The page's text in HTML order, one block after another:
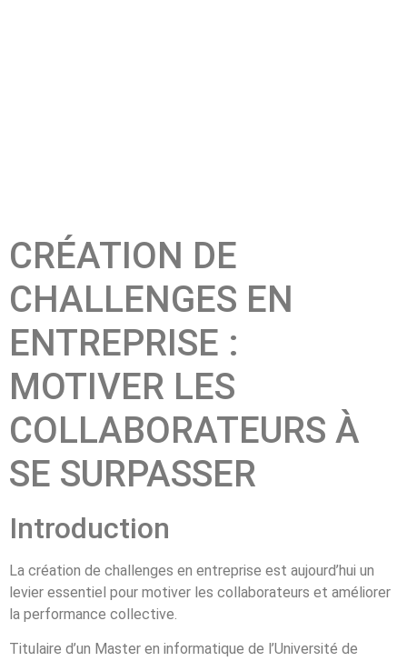
CRÉATION DE
CHALLENGES EN
ENTREPRISE :
MOTIVER LES
COLLABORATEURS À
SE SURPASSER
Introduction
La création de challenges en entreprise est aujourd’hui un
levier essentiel pour motiver les collaborateurs et améliorer
la performance collective.
Titulaire d’un Master en informatique de l’Université de